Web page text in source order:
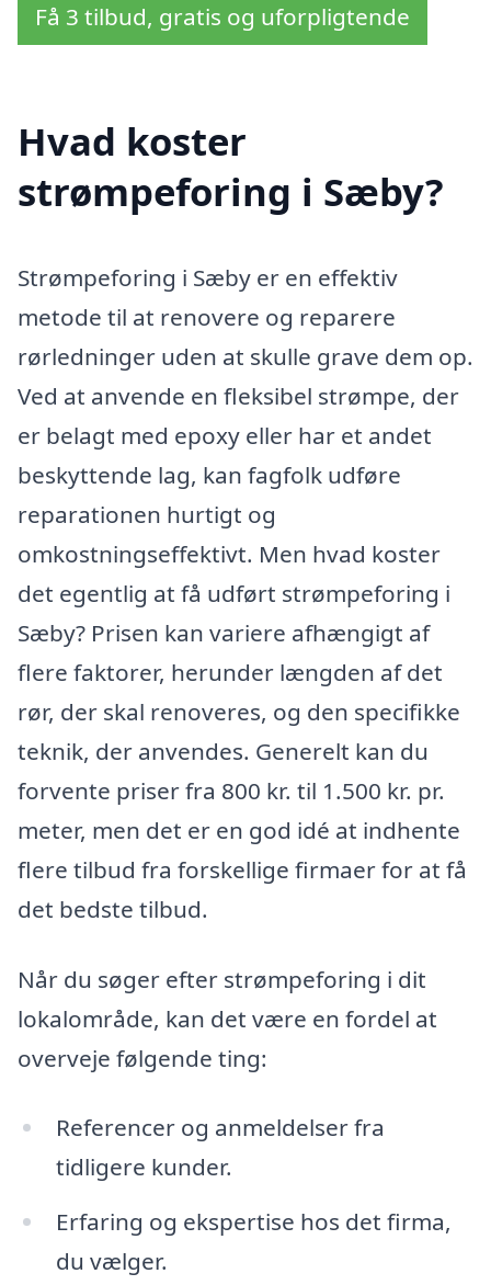
Få 3 tilbud, gratis og uforpligtende
Hvad koster
strømpeforing i Sæby?
Strømpeforing i Sæby er en effektiv
metode til at renovere og reparere
rørledninger uden at skulle grave dem op.
Ved at anvende en fleksibel strømpe, der
er belagt med epoxy eller har et andet
beskyttende lag, kan fagfolk udføre
reparationen hurtigt og
omkostningseffektivt. Men hvad koster
det egentlig at få udført strømpeforing i
Sæby? Prisen kan variere afhængigt af
flere faktorer, herunder længden af det
rør, der skal renoveres, og den specifikke
teknik, der anvendes. Generelt kan du
forvente priser fra 800 kr. til 1.500 kr. pr.
meter, men det er en god idé at indhente
flere tilbud fra forskellige firmaer for at få
det bedste tilbud.
Når du søger efter strømpeforing i dit
lokalområde, kan det være en fordel at
overveje følgende ting:
Referencer og anmeldelser fra
tidligere kunder.
Erfaring og ekspertise hos det firma,
du vælger.